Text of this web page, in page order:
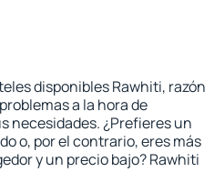
disponibles Rawhiti, razón
a la hora de
necesidades. ¿Prefieres un
o, por el contrario, eres más
y un precio bajo? Rawhiti